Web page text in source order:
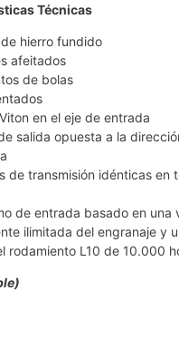
Técnicas
hierro fundido
afeitados
de bolas
en el eje de entrada
salida opuesta a la
de transmisión idénticas en
de entrada basado en una
ilimitada del engranaje y
rodamiento L10 de 10.000